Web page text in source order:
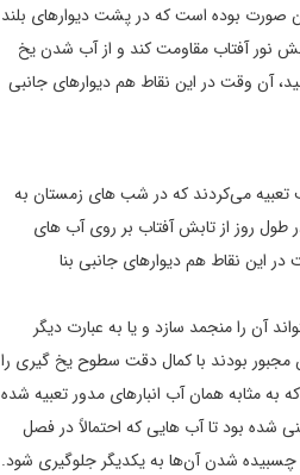
صورت بوده است که در پشت دیوارهای بلند
نور آفتاب مقاومت کند و از آب شدن یخ
آن وقت در این نقاط هم دیوارهای جانبی
تعبیه می‌کردند که در شب‌ های زمستان به
طول روز از تابش آفتاب بر روی آب‌ های
نقاط هم دیوارهای جانبی بنا
را منجمد سازد و یا به عبارت دیگر
بودند با کمال دقت سطوح یخ‌ گیری را
مخازن یخ که به مثابه همان آب انبارهای مدور تعبیه شده
شده بود تا آب‌ هایی که احتمالاً در فصل
چسبیده شدن آن‌ها به یکدیگر جلوگیری شود.